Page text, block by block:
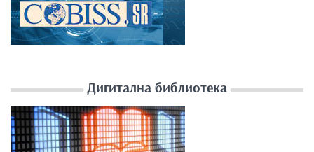
Дигитална библиотека